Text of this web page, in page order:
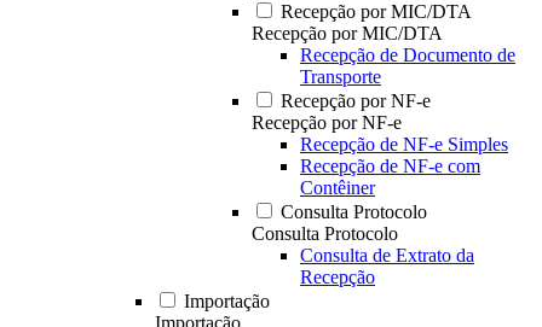
Recepção por MIC/DTA
Recepção por MIC/DTA
Recepção de Documento de
Transporte
Recepção por NF-e
Recepção por NF-e
Recepção de NF-e Simples
Recepção de NF-e com
Contêiner
Consulta Protocolo
Consulta Protocolo
Consulta de Extrato da
Recepção
Importação
Importação